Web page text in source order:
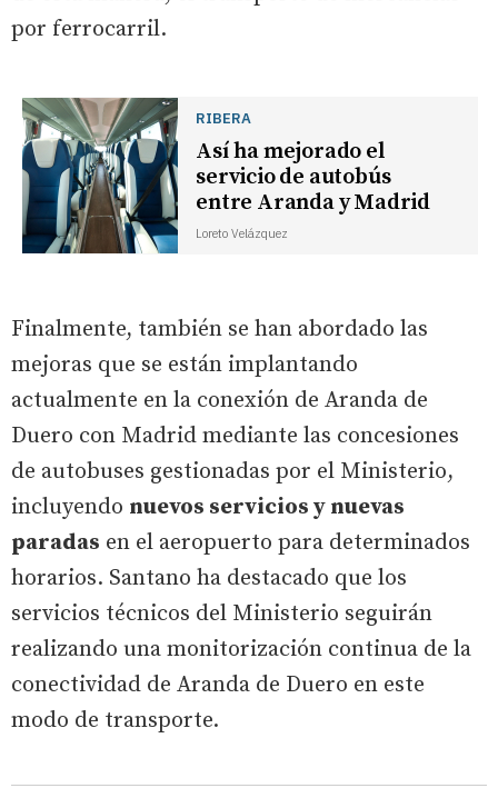
por ferrocarril.
RIBERA
Así ha mejorado el
servicio de autobús
entre Aranda y Madrid
Loreto Velázquez
Finalmente, también se han abordado las
mejoras que se están implantando
actualmente en la conexión de Aranda de
Duero con Madrid mediante las concesiones
de autobuses gestionadas por el Ministerio,
incluyendo nuevos servicios y nuevas
paradas en el aeropuerto para determinados
horarios. Santano ha destacado que los
servicios técnicos del Ministerio seguirán
realizando una monitorización continua de la
conectividad de Aranda de Duero en este
modo de transporte.